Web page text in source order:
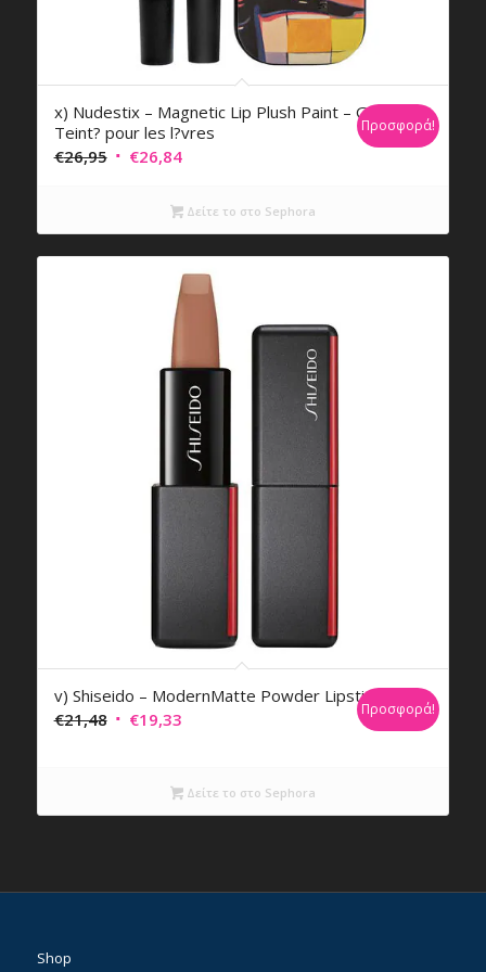
x) Nudestix – Magnetic Lip Plush Paint – Gel
Teint? pour les l?vres
€26,95 Original
€26,95.
€26,84Η
τιμή
είναι:
€26,84.
Προσφορά!
Δείτε το στο Sephora
v) Shiseido – ModernMatte Powder Lipstick
€21,48 Original
€19,33Η
είναι:
€19,33.
Προσφορά!
Δείτε το στο Sephora
Shop